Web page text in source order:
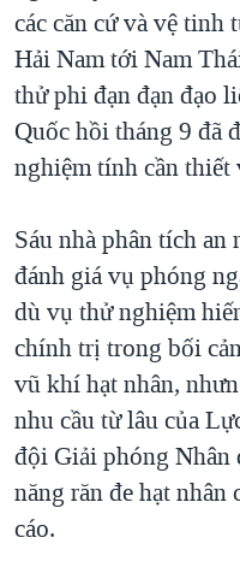
NGƯ DÂN VIỆT VÀ LÀN
BÊN KIA QUỐC LỘ:
QUAN HỆ VIỆT MỸ
các căn cứ và vệ tinh
Hải Nam tới Nam
thử phi đạn đạn đạo
Quốc hồi tháng 9 đã
nghiệm tính cần thiết
Sáu nhà phân tích
đánh giá vụ phóng
dù vụ thử nghiệm
chính trị trong bối
vũ khí hạt nhân,
nhu cầu từ lâu của
đội Giải phóng Nhân
năng răn đe hạt nhân
cáo.